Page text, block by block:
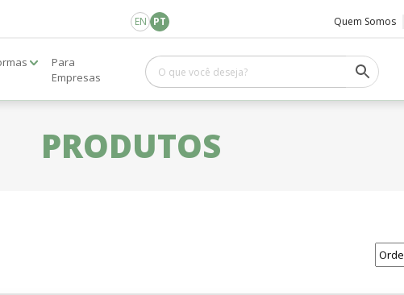
EN PT Quem Somos
Para
Empresas
PRODUTOS